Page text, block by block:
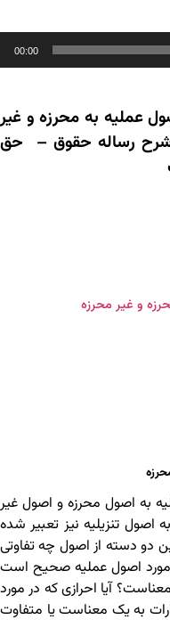
00:00
عملیه به محرزه و غیر
رساله حقوق – حق
و غیر محرزه
به اصول محرزه و اصول غیر
اصول تنزیلیه نیز تعبیر شده
دو دسته از اصول چه تفاوتی
در مورد اصول عملیه صحیح است
آیا احرازی که در مورد
به یک معناست یا متفاوت